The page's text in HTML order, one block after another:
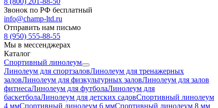
Звонок по РФ бесплатный
info@champ-ltd.ru
Отправить нам письмо
8 (950) 555-88-55
Мы в мессенджерах
Каталог
Спортивный линолеум
Линолеум для спортзаловЛинолеум для тренажерных
заловЛинолеум для физкультурных заловЛинолеум для залов
фитнесаЛинолеум для футболаЛинолеум для
баскетболаЛинолеум для детских садовСпортивный линолеум
4 ммСпортивный линолеум 6 ммСпортивный линолеум 8 мм